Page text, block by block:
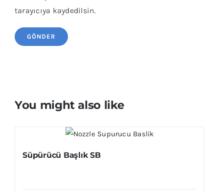
tarayıcıya kaydedilsin.
You might also like
Süpürücü Başlık SB